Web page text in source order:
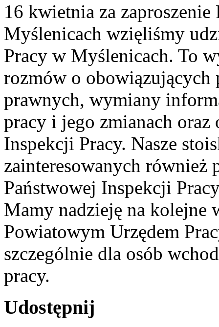
16 kwietnia za
Myślenicach wzięliśmy
Pracy w Myślenicach. To
rozmów o obowiązujących
prawnych, wymiany
pracy i jego zmianach
Inspekcji Pracy. Nasze
zainteresowanych również
Państwowej Inspekcji
Mamy nadzieję na kolejne
Powiatowym Urzędem
szczególnie dla osób
pracy.
Udostępnij